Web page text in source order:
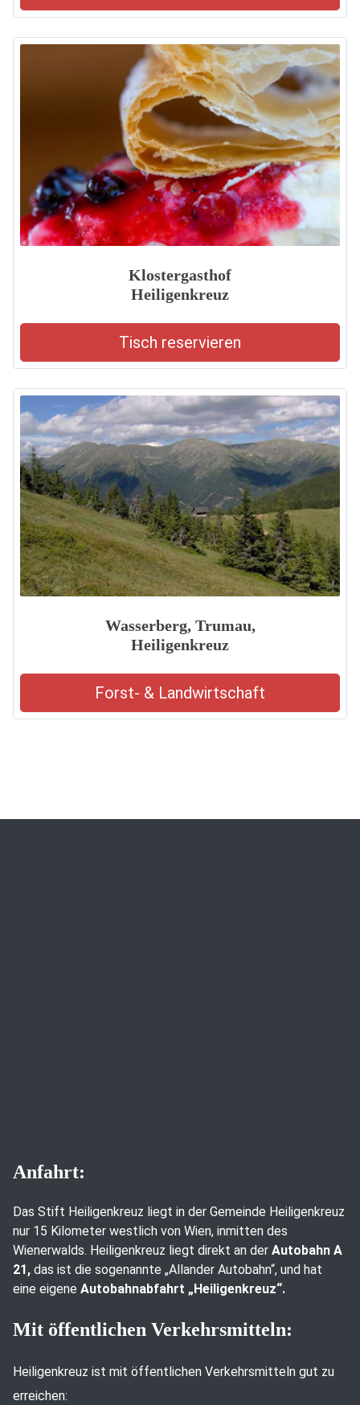
Klostergasthof
Heiligenkreuz
Tisch reservieren
Wasserberg, Trumau,
Heiligenkreuz
Forst- & Landwirtschaft
Anfahrt:
Das Stift Heiligenkreuz liegt in der Gemeinde Heiligenkreuz
nur 15 Kilometer westlich von Wien, inmitten des
Wienerwalds. Heiligenkreuz liegt direkt an der Autobahn A
21, das ist die sogenannte „Allander Autobahn“, und hat
eine eigene Autobahnabfahrt „Heiligenkreuz“.
Mit öffentlichen Verkehrsmitteln:
Heiligenkreuz ist mit öffentlichen Verkehrsmitteln gut zu
erreichen: